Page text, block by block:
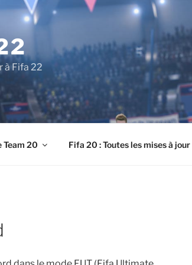
à Fifa 22
20 Fifa 20 : Toutes les mises à jour